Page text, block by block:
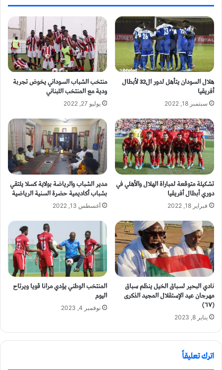
هلال السودان يتأهل لدور ال32 لأبطال
أفريقيا
سبتمبر 18, 2022
منتخب الشباب السوداني يخوض تجربة
ودية مع المنتخب اللبناني
يوليو 27, 2022
تشكيلة متوقعة لمباراة الهلال والأهلي في
دوري أبطال أفريقيا
فبراير 18, 2022
مدير الشباب والرياضة بولاية كسلا يلتقي
بشباب أكاديمية حضرة السنية الرياضية
أغسطس 13, 2022
نادي البحير لسباق الخيل ينظم سباق
مهرجان عيد الإستقلال المجيد الذكرى
(٦٧)
يناير 8, 2023
المنتخب الوطني يؤدي مرانا قويا ويرتاح
اليوم
نوفمبر 4, 2023
اترك تعليقاً